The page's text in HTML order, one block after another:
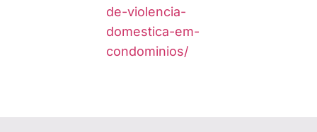
de-violencia-
domestica-em-
condominios/